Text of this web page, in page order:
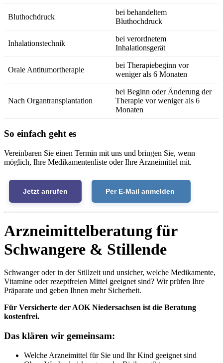
Bluthochdruck
bei behandeltem
Bluthochdruck
Inhalationstechnik
bei verordnetem
Inhalationsgerät
Orale Antitumortherapie
bei Therapiebeginn vor
weniger als 6 Monaten
Nach Organtransplantation
bei Beginn oder Änderung der
Therapie vor weniger als 6
Monaten
So einfach geht es
Vereinbaren Sie einen Termin mit uns und bringen Sie, wenn
möglich, Ihre Medikamentenliste oder Ihre Arzneimittel mit.
Jetzt anrufen Per E-Mail anmelden
Arzneimittelberatung für
Schwangere & Stillende
Schwanger oder in der Stillzeit und unsicher, welche Medikamente,
Vitamine oder rezeptfreien Mittel geeignet sind? Wir prüfen Ihre
Präparate und geben Ihnen mehr Sicherheit.
Für Versicherte der AOK Niedersachsen ist die Beratung
kostenfrei.
Das klären wir gemeinsam:
Welche Arzneimittel für Sie und Ihr Kind geeignet sind